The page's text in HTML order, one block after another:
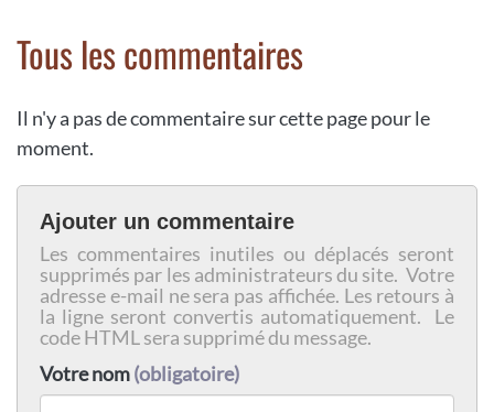
Tous les commentaires
Il n'y a pas de commentaire sur cette page pour le
moment.
Ajouter un commentaire
Les commentaires inutiles ou déplacés seront
supprimés par les administrateurs du site. Votre
adresse e-mail ne sera pas affichée. Les retours à
la ligne seront convertis automatiquement. Le
code HTML sera supprimé du message.
Votre nom(obligatoire)